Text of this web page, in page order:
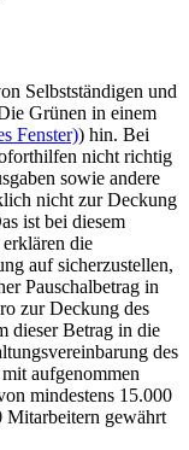
Selbstständigen und
Grünen in einem
Fenster)) hin. Bei
nicht richtig
sowie andere
nicht zur Deckung
ist bei diesem
die
auf sicherzustellen,
Pauschalbetrag in
zur Deckung des
dieser Betrag in die
des
aufgenommen
mindestens 15.000
Mitarbeitern gewährt